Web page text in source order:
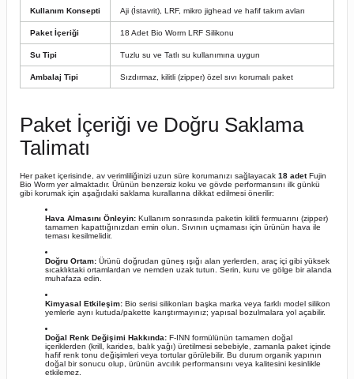
Kullanım Konsepti Aji (İstavrit), LRF, mikro jighead ve hafif takım avları
Paket İçeriği 18 Adet Bio Worm LRF Silikonu
Su Tipi Tuzlu su ve Tatlı su kullanımına uygun
Ambalaj Tipi Sızdırmaz, kilitli (zipper) özel sıvı korumalı paket
Paket İçeriği ve Doğru Saklama
Talimatı
Her paket içerisinde, av verimliliğinizi uzun süre korumanızı sağlayacak 18 adetFujin
Bio Worm yer almaktadır. Ürünün benzersiz koku ve gövde performansını ilk günkü
gibi korumak için aşağıdaki saklama kurallarına dikkat edilmesi önerilir:
Hava Almasını Önleyin: Kullanım sonrasında paketin kilitli fermuarını (zipper)
tamamen kapattığınızdan emin olun. Sıvının uçmaması için ürünün hava ile
teması kesilmelidir.
Doğru Ortam: Ürünü doğrudan güneş ışığı alan yerlerden, araç içi gibi yüksek
sıcaklıktaki ortamlardan ve nemden uzak tutun. Serin, kuru ve gölge bir alanda
muhafaza edin.
Kimyasal Etkileşim: Bio serisi silikonları başka marka veya farklı model silikon
yemlerle aynı kutuda/pakette karıştırmayınız; yapısal bozulmalara yol açabilir.
Doğal Renk Değişimi Hakkında: F-INN formülünün tamamen doğal
içeriklerden (krill, karides, balık yağı) üretilmesi sebebiyle, zamanla paket içinde
hafif renk tonu değişimleri veya tortular görülebilir. Bu durum organik yapının
doğal bir sonucu olup, ürünün avcılık performansını veya kalitesini kesinlikle
etkilemez.